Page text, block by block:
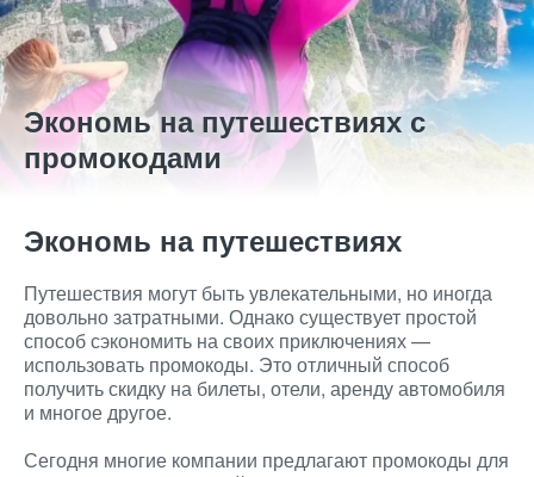
Экономь на путешествиях с
промокодами
Экономь на путешествиях
Путешествия могут быть увлекательными, но иногда
довольно затратными. Однако существует простой
способ сэкономить на своих приключениях —
использовать промокоды. Это отличный способ
получить скидку на билеты, отели, аренду автомобиля
и многое другое.
Сегодня многие компании предлагают промокоды для